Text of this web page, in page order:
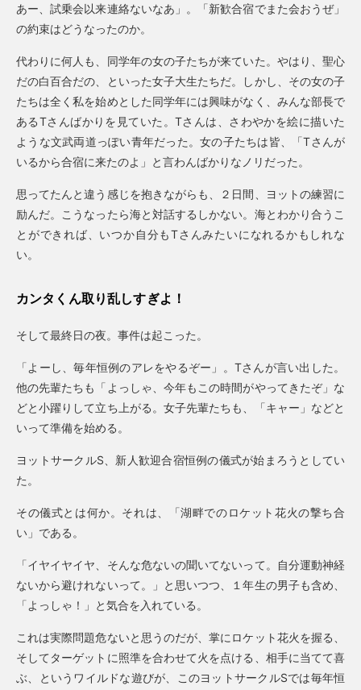
あー、試乗会以来連絡ないなあ」。「新歓合宿でまた会おうぜ」
の約束はどうなったのか。
代わりに何人も、同学年の女の子たちが来ていた。やはり、聖心
だの白百合だの、といった女子大生たちだ。しかし、その女の子
たちは全く私を始めとした同学年には興味がなく、みんな部長で
あるTさんばかりを見ていた。Tさんは、さわやかを絵に描いた
ような文武両道っぽい青年だった。女の子たちは皆、「Tさんが
いるから合宿に来たのよ」と言わんばかりなノリだった。
思ってたんと違う感じを抱きながらも、２日間、ヨットの練習に
励んだ。こうなったら海と対話するしかない。海とわかり合うこ
とができれば、いつか自分もTさんみたいになれるかもしれな
い。
カンタくん取り乱しすぎよ！
そして最終日の夜。事件は起こった。
「よーし、毎年恒例のアレをやるぞー」。Tさんが言い出した。
他の先輩たちも「よっしゃ、今年もこの時間がやってきたぞ」な
どと小躍りして立ち上がる。女子先輩たちも、「キャー」などと
いって準備を始める。
ヨットサークルS、新人歓迎合宿恒例の儀式が始まろうとしてい
た。
その儀式とは何か。それは、「湖畔でのロケット花火の撃ち合
い」である。
「イヤイヤイヤ、そんな危ないの聞いてないって。自分運動神経
ないから避けれないって。」と思いつつ、１年生の男子も含め、
「よっしゃ！」と気合を入れている。
これは実際問題危ないと思うのだが、掌にロケット花火を握る、
そしてターゲットに照準を合わせて火を点ける、相手に当てて喜
ぶ、というワイルドな遊びが、このヨットサークルSでは毎年恒